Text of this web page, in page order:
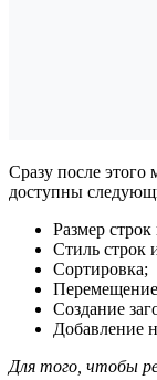
Сразу после этого
доступны
Размер
Стиль строк
Сортировка;
Перемещение
Создание
Добавление
Для того, чтобы